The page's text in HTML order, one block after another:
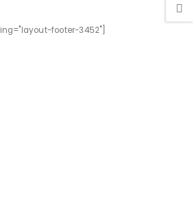
footer-3452"]